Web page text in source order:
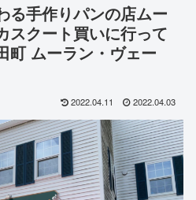
る手作りパンの店ムー
スクート買いに行って
町 ムーラン・ヴェー
2022.04.11 2022.04.03